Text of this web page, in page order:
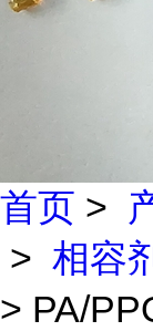
首页 >
> 相容
> PA/